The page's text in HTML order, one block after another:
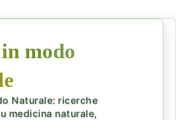
modo
Naturale: ricerche
medicina naturale,